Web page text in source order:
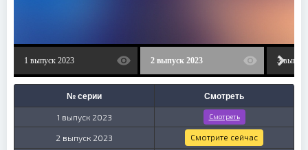
1 выпуск 2023 2 выпуск 2023 3
№ серии Смотреть
1 выпуск 2023 Смотреть
2 выпуск 2023 Смотрите сейчас